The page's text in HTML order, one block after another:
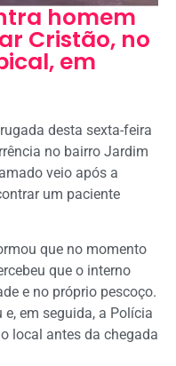
homem
Cristão, no
em
desta sexta-feira
no bairro Jardim
veio após a
um paciente
que no momento
que o interno
e no próprio pescoço.
em seguida, a Polícia
local antes da chegada